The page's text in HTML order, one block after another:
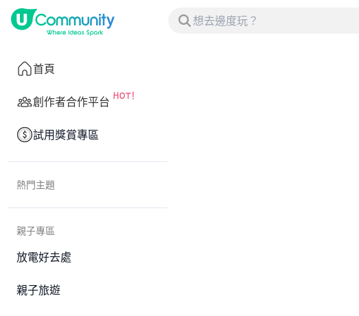
首頁
創作者合作平台
試用獎賞專區
熱門主題
親子專區
放電好去處
親子旅遊